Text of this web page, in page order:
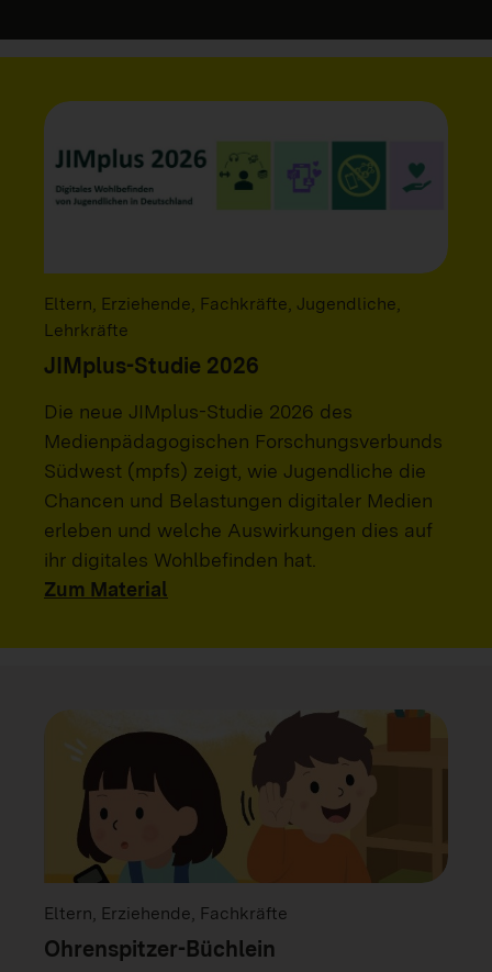
Eltern, Erziehende, Fachkräfte, Jugendliche,
Lehrkräfte
JIMplus-Studie 2026
Die neue JIMplus-Studie 2026 des
Medienpädagogischen Forschungsverbunds
Südwest (mpfs) zeigt, wie Jugendliche die
Chancen und Belastungen digitaler Medien
erleben und welche Auswirkungen dies auf
ihr digitales Wohlbefinden hat.
Zum Material
Eltern, Erziehende, Fachkräfte
Ohrenspitzer-Büchlein